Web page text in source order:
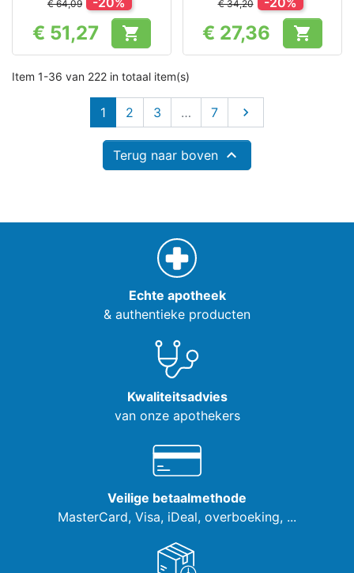
€ 64,09
Prijs
€ 51,27 
€ 34,20
Prijs
€ 27,36 
Item 1-36 van 222 in totaal item(s)
1 2 3 … 7 Volgende

Terug naar boven 
Echte apotheek
& authentieke producten
Kwaliteitsadvies
van onze apothekers
Veilige betaalmethode
MasterCard, Visa, iDeal, overboeking, ...